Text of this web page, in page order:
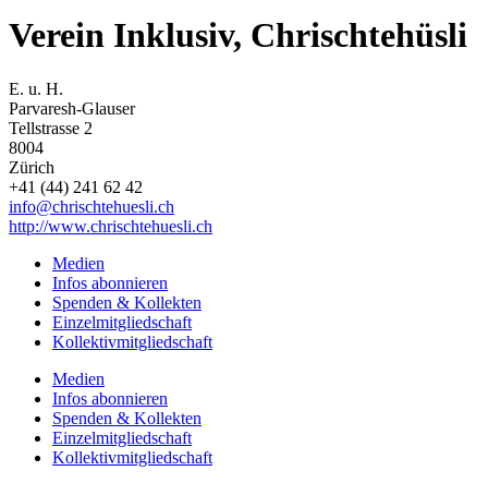
Verein Inklusiv, Chrischtehüsli
E. u. H.
Parvaresh-Glauser
Tellstrasse 2
8004
Zürich
+41 (44) 241 62 42
info@chrischtehuesli.ch
http://www.chrischtehuesli.ch
Medien
Infos abonnieren
Spenden & Kollekten
Einzelmitgliedschaft
Kollektivmitgliedschaft
Medien
Infos abonnieren
Spenden & Kollekten
Einzelmitgliedschaft
Kollektivmitgliedschaft